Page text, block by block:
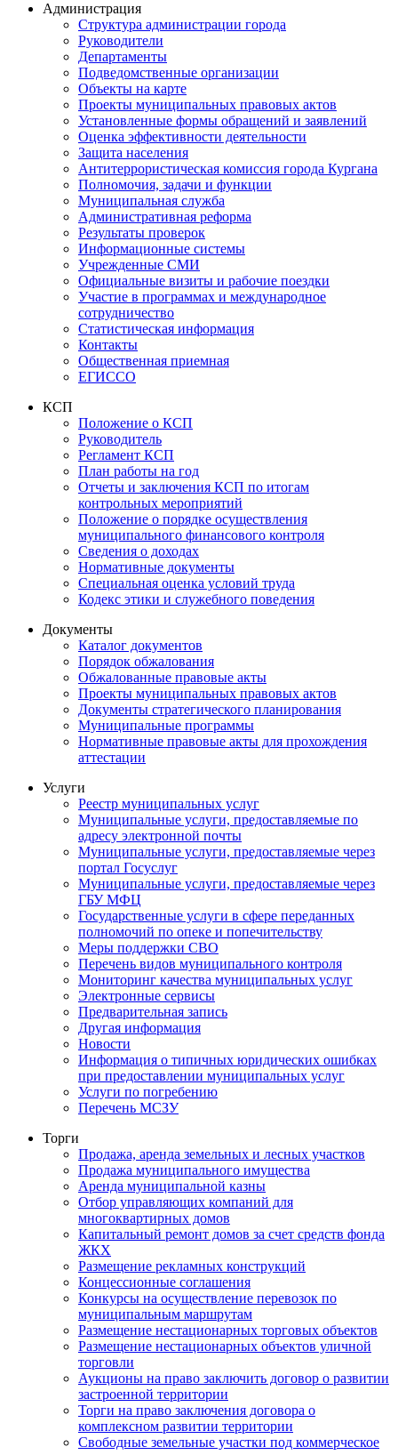
Администрация
Структура администрации города
Руководители
Департаменты
Подведомственные организации
Объекты на карте
Проекты муниципальных правовых актов
Установленные формы обращений и заявлений
Оценка эффективности деятельности
Защита населения
Антитеррористическая комиссия города Кургана
Полномочия, задачи и функции
Муниципальная служба
Административная реформа
Результаты проверок
Информационные системы
Учрежденные СМИ
Официальные визиты и рабочие поездки
Участие в программах и международное
сотрудничество
Статистическая информация
Контакты
Общественная приемная
ЕГИССО
КСП
Положение о КСП
Руководитель
Регламент КСП
План работы на год
Отчеты и заключения КСП по итогам
контрольных мероприятий
Положение о порядке осуществления
муниципального финансового контроля
Сведения о доходах
Нормативные документы
Специальная оценка условий труда
Кодекс этики и служебного поведения
Документы
Каталог документов
Порядок обжалования
Обжалованные правовые акты
Проекты муниципальных правовых актов
Документы стратегического планирования
Муниципальные программы
Нормативные правовые акты для прохождения
аттестации
Услуги
Реестр муниципальных услуг
Муниципальные услуги, предоставляемые по
адресу электронной почты
Муниципальные услуги, предоставляемые через
портал Госуслуг
Муниципальные услуги, предоставляемые через
ГБУ МФЦ
Государственные услуги в сфере переданных
полномочий по опеке и попечительству
Меры поддержки СВО
Перечень видов муниципального контроля
Мониторинг качества муниципальных услуг
Электронные сервисы
Предварительная запись
Другая информация
Новости
Информация о типичных юридических ошибках
при предоставлении муниципальных услуг
Услуги по погребению
Перечень МСЗУ
Торги
Продажа, аренда земельных и лесных участков
Продажа муниципального имущества
Аренда муниципальной казны
Отбор управляющих компаний для
многоквартирных домов
Капитальный ремонт домов за счет средств фонда
ЖКХ
Размещение рекламных конструкций
Концессионные соглашения
Конкурсы на осуществление перевозок по
муниципальным маршрутам
Размещение нестационарных торговых объектов
Размещение нестационарных объектов уличной
торговли
Аукционы на право заключить договор о развитии
застроенной территории
Торги на право заключения договора о
комплексном развитии территории
Свободные земельные участки под коммерческое